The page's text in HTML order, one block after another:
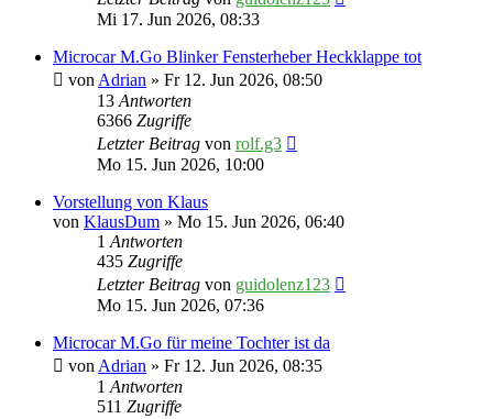
Mi 17. Jun 2026, 08:33
Microcar M.Go Blinker Fensterheber Heckklappe tot
vonAdrian » Fr 12. Jun 2026, 08:50
13Antworten
6366 Zugriffe
Letzter Beitrag von rolf.g3
Mo 15. Jun 2026, 10:00
Vorstellung von Klaus
von KlausDum » Mo 15. Jun 2026, 06:40
1Antworten
435 Zugriffe
Letzter Beitrag von guidolenz123
Mo 15. Jun 2026, 07:36
Microcar M.Go für meine Tochter ist da
vonAdrian » Fr 12. Jun 2026, 08:35
1Antworten
511 Zugriffe